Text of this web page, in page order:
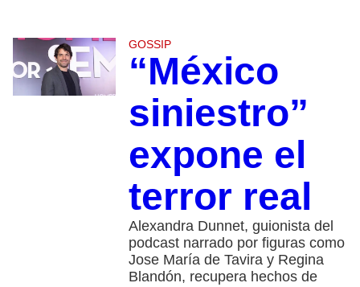
GOSSIP
“México
siniestro”
expone el
terror real
Alexandra Dunnet, guionista del
podcast narrado por figuras como
Jose María de Tavira y Regina
Blandón, recupera hechos de